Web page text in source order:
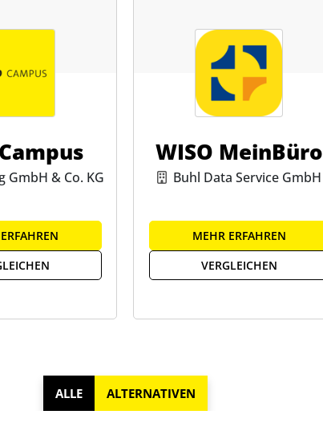
GmbH & Co. KG
WISO MeinBüro
Buhl Data Service GmbH
MEHR ERFAHREN
VERGLEICHEN
ALLE ALTERNATIVEN